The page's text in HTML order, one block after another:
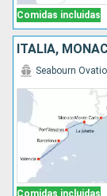
Comidas incluidas
ITALIA,
Comidas incluidas
Seabourn